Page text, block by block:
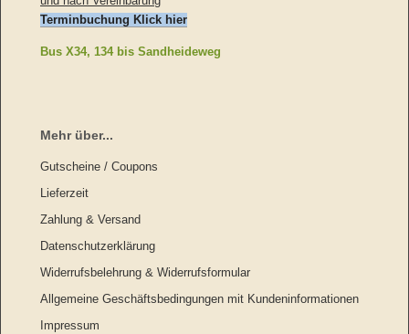
Terminbuchung Klick hier
Bus X34, 134 bis Sandheideweg
Mehr über...
Gutscheine / Coupons
Lieferzeit
Zahlung & Versand
Datenschutzerklärung
Widerrufsbelehrung & Widerrufsformular
Allgemeine Geschäftsbedingungen mit Kundeninformationen
Impressum